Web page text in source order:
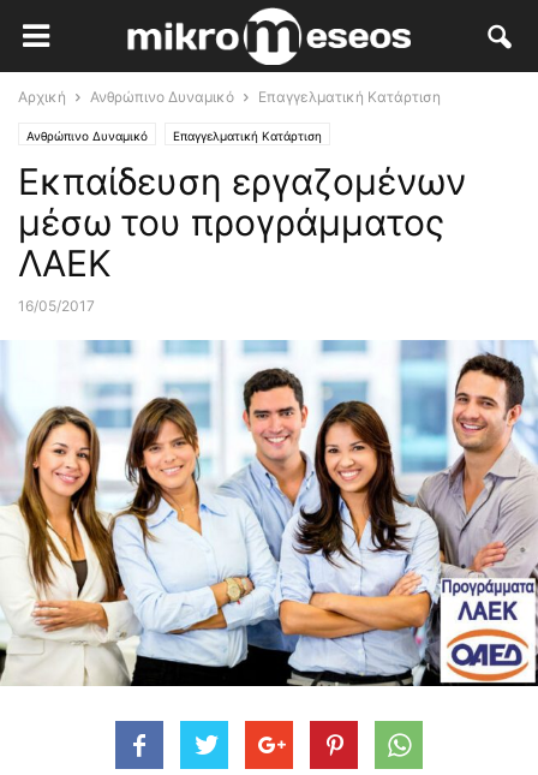
Αρχική Ανθρώπινο Δυναμικό Επαγγελματική Κατάρτιση
Ανθρώπινο Δυναμικό Επαγγελματική Κατάρτιση
Εκπαίδευση εργαζομένων
μέσω του προγράμματος
ΛΑΕΚ
16/05/2017